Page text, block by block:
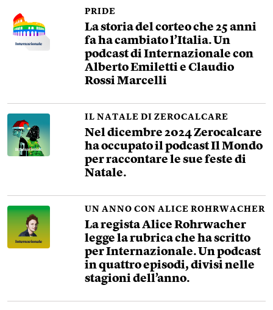
PRIDE
La storia del corteo che 25 anni
fa ha cambiato l’Italia. Un
podcast di Internazionale con
Alberto Emiletti e Claudio
Rossi Marcelli
IL NATALE DI ZEROCALCARE
Nel dicembre 2024 Zerocalcare
ha occupato il podcast Il Mondo
per raccontare le sue feste di
Natale.
UN ANNO CON ALICE ROHRWACHER
La regista Alice Rohrwacher
legge la rubrica che ha scritto
per Internazionale. Un podcast
in quattro episodi, divisi nelle
stagioni dell’anno.